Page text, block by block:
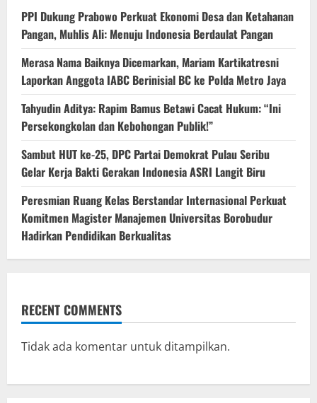
PPI Dukung Prabowo Perkuat Ekonomi Desa dan Ketahanan
Pangan, Muhlis Ali: Menuju Indonesia Berdaulat Pangan
‎Merasa Nama Baiknya Dicemarkan, Mariam Kartikatresni
Laporkan Anggota IABC Berinisial BC ke Polda Metro Jaya
‎Tahyudin Aditya: Rapim Bamus Betawi Cacat Hukum: “Ini
Persekongkolan dan Kebohongan Publik!”
‎Sambut HUT ke-25, DPC Partai Demokrat Pulau Seribu
Gelar Kerja Bakti Gerakan Indonesia ASRI Langit Biru
Peresmian Ruang Kelas Berstandar Internasional Perkuat
Komitmen Magister Manajemen Universitas Borobudur
Hadirkan Pendidikan Berkualitas
RECENT COMMENTS
Tidak ada komentar untuk ditampilkan.